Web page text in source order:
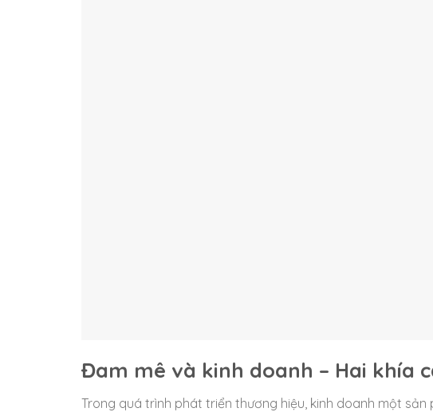
Đam mê và kinh doanh – Hai khía
Trong quá trình phát triển thương hiệu, kinh doanh một